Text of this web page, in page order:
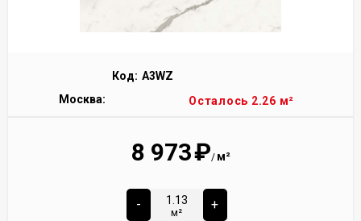
Код: A3WZ
Москва:
Осталось 2.26 м²
8 973₽/ м²
-
м²
+